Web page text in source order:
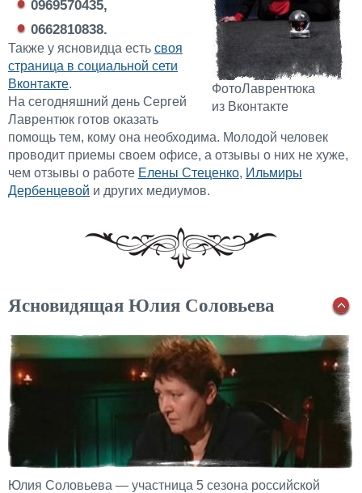
ФотоЛаврентюка
из Вконтакте
0969570435,
0662810838.
Также у ясновидца есть своя
страница в социальной сети
Вконтакте.
На сегодняшний день Сергей
Лаврентюк готов оказать
помощь тем, кому она необходима. Молодой человек
проводит приемы своем офисе, а отзывы о них не хуже,
чем отзывы о работе Елены Стеценко, Ильмиры
Дербенцевой и других медиумов.
Ясновидящая Юлия Соловьева
Юлия Соловьева — участница 5 сезона российской